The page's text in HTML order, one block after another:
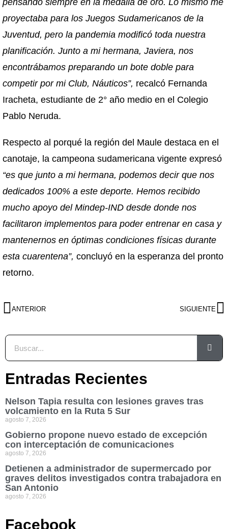
pensando siempre en la medalla de oro. Lo mismo me
proyectaba para los Juegos Sudamericanos de la
Juventud, pero la pandemia modificó toda nuestra
planificación. Junto a mi hermana, Javiera, nos
encontrábamos preparando un bote doble para
competir por mi Club, Náuticos”, recalcó Fernanda
Iracheta, estudiante de 2° año medio en el Colegio
Pablo Neruda.
Respecto al porqué la región del Maule destaca en el
canotaje, la campeona sudamericana vigente expresó
“es que junto a mi hermana, podemos decir que nos
dedicados 100% a este deporte. Hemos recibido
mucho apoyo del Mindep-IND desde donde nos
facilitaron implementos para poder entrenar en casa y
mantenernos en óptimas condiciones físicas durante
esta cuarentena”, concluyó en la esperanza del pronto
retorno.
ANTERIOR SIGUIENTE
Entradas Recientes
Nelson Tapia resulta con lesiones graves tras
volcamiento en la Ruta 5 Sur
agosto 7, 2026
Gobierno propone nuevo estado de excepción
con interceptación de comunicaciones
agosto 7, 2026
Detienen a administrador de supermercado por
graves delitos investigados contra trabajadora en
San Antonio
agosto 7, 2026
Facebook